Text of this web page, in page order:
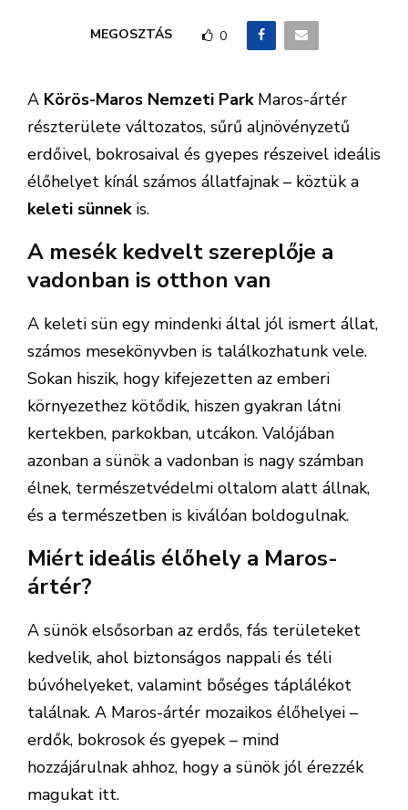
MEGOSZTÁS 0
A Körös-Maros Nemzeti ParkMaros-ártér
részterülete változatos, sűrű aljnövényzetű
erdőivel, bokrosaival és gyepes részeivel ideális
élőhelyet kínál számos állatfajnak – köztük a
keleti sünnekis.
A mesék kedvelt szereplője a
vadonban is otthon van
A keleti sün egy mindenki által jól ismert állat,
számos mesekönyvben is találkozhatunk vele.
Sokan hiszik, hogy kifejezetten az emberi
környezethez kötődik, hiszen gyakran látni
kertekben, parkokban, utcákon. Valójában
azonban a sünök a vadonban is nagy számban
élnek, természetvédelmi oltalom alatt állnak,
és a természetben is kiválóan boldogulnak.
Miért ideális élőhely a Maros-
ártér?
A sünök elsősorban az erdős, fás területeket
kedvelik, ahol biztonságos nappali és téli
búvóhelyeket, valamint bőséges táplálékot
találnak. A Maros-ártér mozaikos élőhelyei –
erdők, bokrosok és gyepek – mind
hozzájárulnak ahhoz, hogy a sünök jól érezzék
magukat itt.